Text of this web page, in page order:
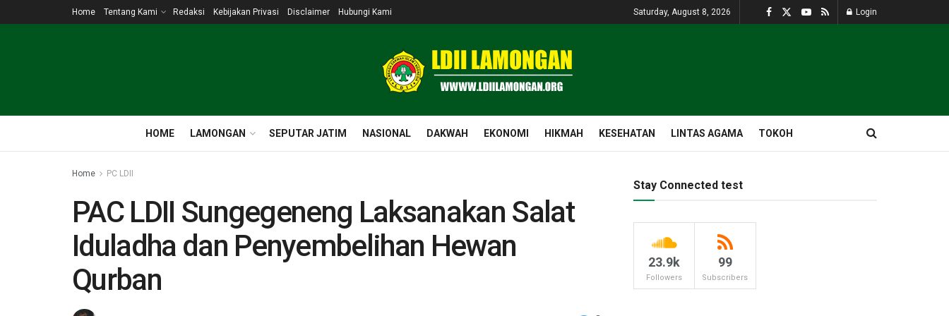
Home Tentang Kami Redaksi Kebijakan Privasi Disclaimer Hubungi Kami Saturday, August 8, 2026 Login
HOME LAMONGAN SEPUTAR JATIM NASIONAL DAKWAH EKONOMI HIKMAH KESEHATAN LINTAS AGAMA TOKOH
Home PC LDII
PAC LDII Sungegeneng Laksanakan Salat
Iduladha dan Penyembelihan Hewan
Qurban
Stay Connected test
23.9k
Followers
99
Subscribers